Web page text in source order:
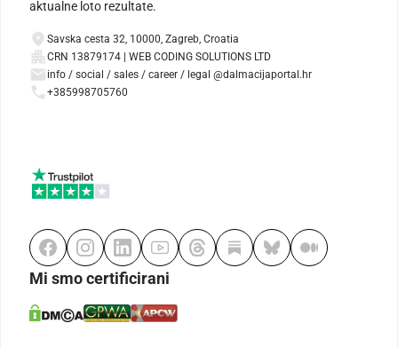
aktualne loto rezultate.
Savska cesta 32, 10000, Zagreb, Croatia
CRN 13879174 | WEB CODING SOLUTIONS LTD
info / social / sales / career / legal @dalmacijaportal.hr
+385998705760
Mi smo certificirani